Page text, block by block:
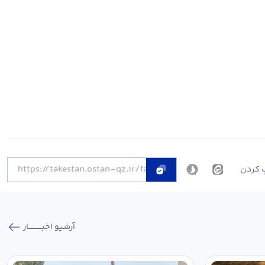
کردن
آرشیو اخبـــــــــــار